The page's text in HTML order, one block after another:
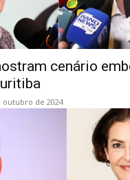
cenário
outubro de 2024